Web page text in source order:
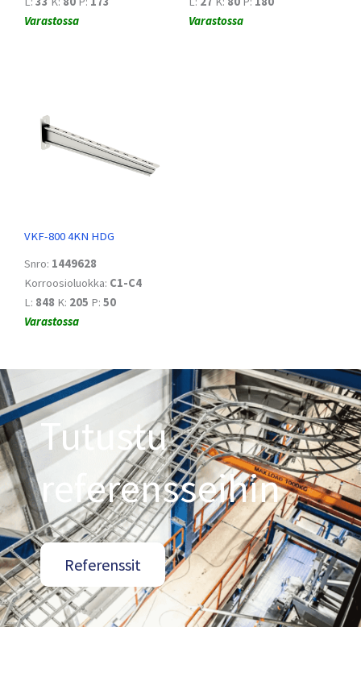
Varastossa
Varastossa
VKF-800 4KN HDG
Snro: 1449628
Korroosioluokka: C1-C4
L: 848 K: 205 P: 50
Varastossa
Tutustu
referensseihin
Referenssit